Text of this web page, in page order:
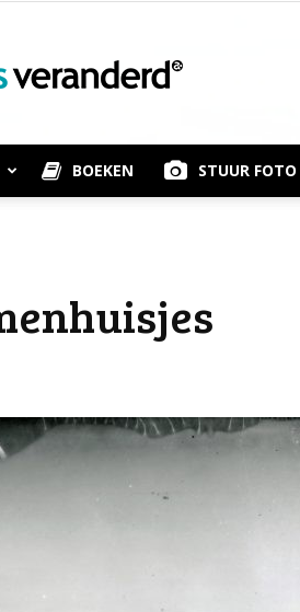
Weert
is
BOEKEN STUUR